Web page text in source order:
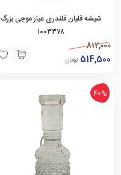
شیشه قلیان قلندری عیار موجی بزرگ
۱۰۰۳۳۷۸
812,000
514,500 تومان
40%